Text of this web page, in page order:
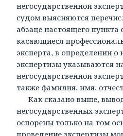
негосударственной
судом выясняются
абзаце настоящего пункта
касающиеся
эксперта, в определении о
экспертизы указываются
негосударственной
также фамилия, имя,
Как сказано выше,
негосударственных
оспорены только на том